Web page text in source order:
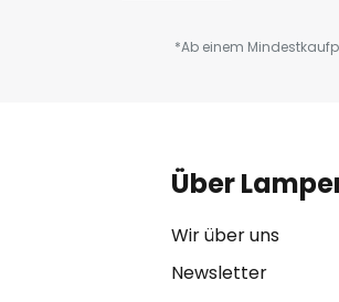
*Ab einem
Über
Wir über uns
Newsletter